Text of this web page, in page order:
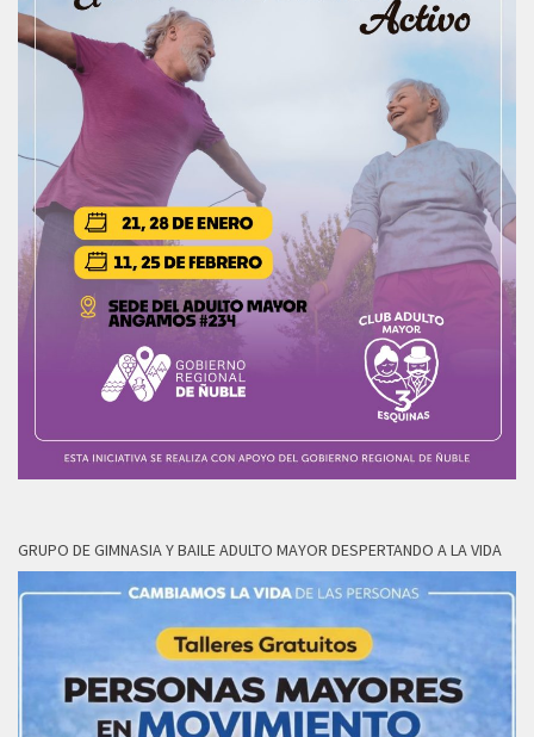
GRUPO DE GIMNASIA Y BAILE ADULTO MAYOR DESPERTANDO A LA VIDA